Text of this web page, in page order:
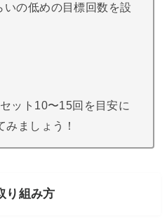
いの低めの目標回数を設
ット10〜15回を目安に
みましょう！
り組み方